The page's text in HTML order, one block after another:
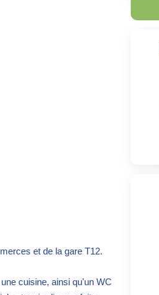
et de la gare T12.
cuisine, ainsi qu'un WC